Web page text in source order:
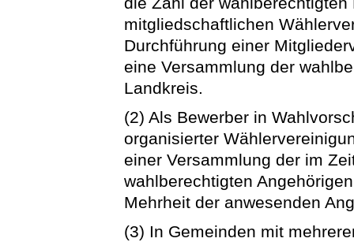
mitgliedschaftlichen
Durchführung einer
eine Versammlung der
Landkreis.
(2) Als Bewerber in
organisierter
einer Versammlung der im
wahlberechtigten
Mehrheit der anwesenden
(3) In Gemeinden mit